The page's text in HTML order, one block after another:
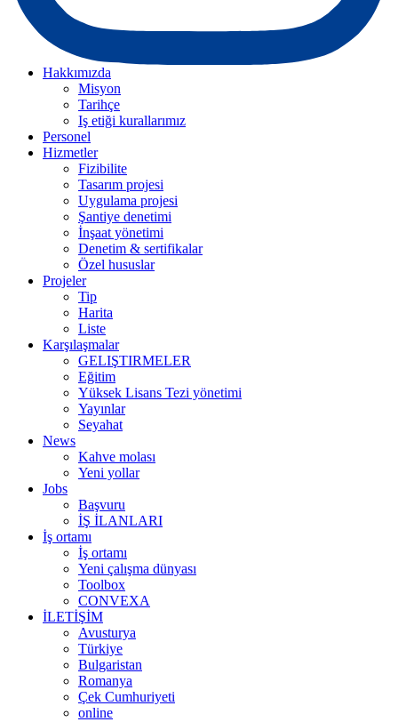
Hakkımızda
Misyon
Tarihçe
Iş etiği kurallarımız
Personel
Hizmetler
Fizibilite
Tasarım projesi
Uygulama projesi
Şantiye denetimi
İnşaat yönetimi
Denetim & sertifikalar
Özel hususlar
Projeler
Tip
Harita
Liste
Karşılaşmalar
GELIŞTIRMELER
Eğitim
Yüksek Lisans Tezi yönetimi
Yayınlar
Seyahat
News
Kahve molası
Yeni yollar
Jobs
Başvuru
İŞ İLANLARI
İş ortamı
İş ortamı
Yeni çalışma dünyası
Toolbox
CONVEXA
İLETİŞİM
Avusturya
Türkiye
Bulgaristan
Romanya
Çek Cumhuriyeti
online